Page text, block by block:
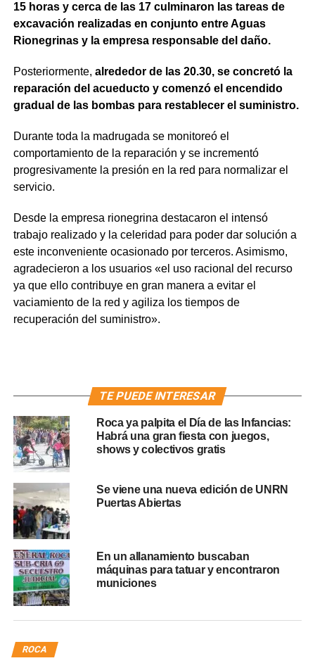
15 horas y cerca de las 17 culminaron las tareas de
excavación realizadas en conjunto entre Aguas
Rionegrinas y la empresa responsable del daño.
Posteriormente, alrededor de las 20.30, se concretó la
reparación del acueducto y comenzó el encendido
gradual de las bombas para restablecer el suministro.
Durante toda la madrugada se monitoreó el
comportamiento de la reparación y se incrementó
progresivamente la presión en la red para normalizar el
servicio.
Desde la empresa rionegrina destacaron el intensó
trabajo realizado y la celeridad para poder dar solución a
este inconveniente ocasionado por terceros. Asimismo,
agradecieron a los usuarios «el uso racional del recurso
ya que ello contribuye en gran manera a evitar el
vaciamiento de la red y agiliza los tiempos de
recuperación del suministro».
TE PUEDE INTERESAR
Roca ya palpita el Día de las Infancias:
Habrá una gran fiesta con juegos,
shows y colectivos gratis
Se viene una nueva edición de UNRN
Puertas Abiertas
En un allanamiento buscaban
máquinas para tatuar y encontraron
municiones
ROCA